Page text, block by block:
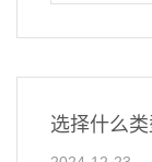
选择什么